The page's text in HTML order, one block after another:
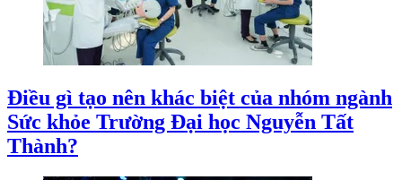
Điều gì tạo nên khác biệt của nhóm ngành
Sức khỏe Trường Đại học Nguyễn Tất
Thành?